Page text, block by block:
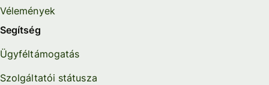
Vélemények
Segítség
Ügyféltámogatás
Szolgáltatói státusza